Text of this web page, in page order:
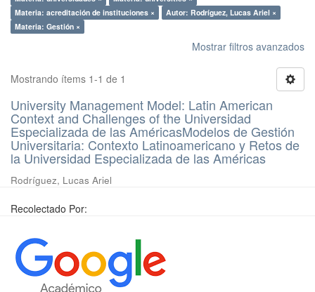
Materia: acreditación de instituciones ×
Autor: Rodríguez, Lucas Ariel ×
Materia: Gestión ×
Mostrar filtros avanzados
Mostrando ítems 1-1 de 1
University Management Model: Latin American
Context and Challenges of the Universidad
Especializada de las AméricasModelos de Gestión
Universitaria: Contexto Latinoamericano y Retos de
la Universidad Especializada de las Américas
Rodríguez, Lucas Ariel
Recolectado Por: